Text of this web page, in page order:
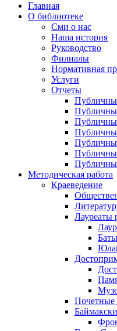
Главная
О библиотеке
Сми о нас
Наша история
Руководство
Филиалы
Нормативная
Услуги
Отчеты
Методическая работа
Краеведение
Лауреаты
Почетные